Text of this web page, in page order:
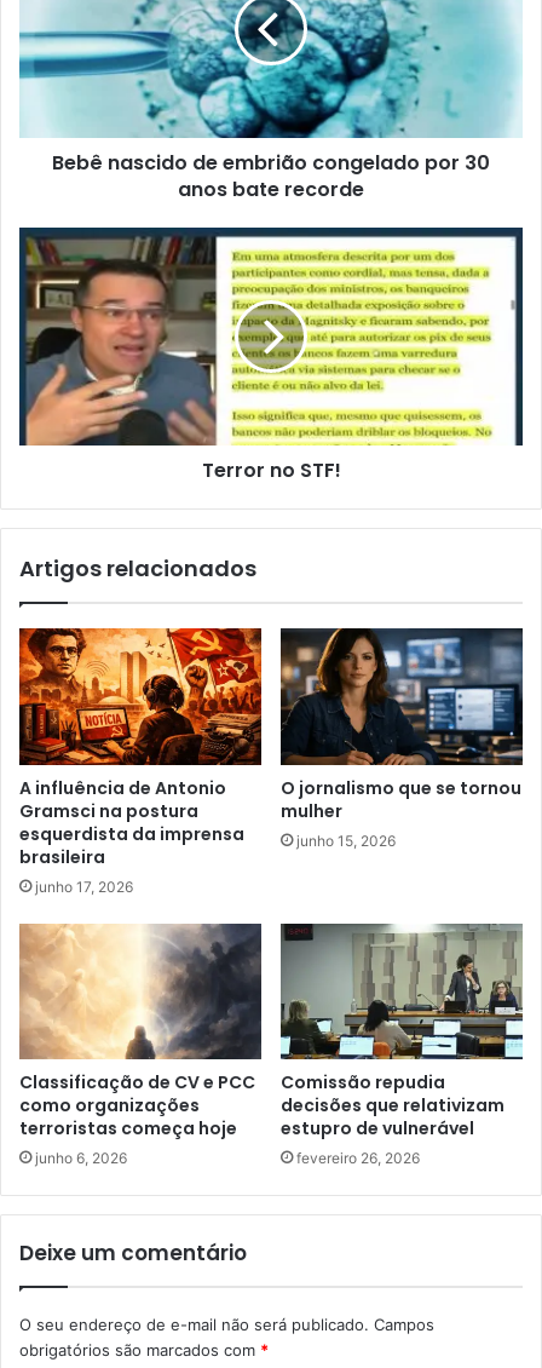
Bebê nascido de embrião congelado por 30
anos bate recorde
Terror no STF!
Artigos relacionados
A influência de Antonio
Gramsci na postura
esquerdista da imprensa
brasileira
junho 17, 2026
O jornalismo que se tornou
mulher
junho 15, 2026
Classificação de CV e PCC
como organizações
terroristas começa hoje
junho 6, 2026
Comissão repudia
decisões que relativizam
estupro de vulnerável
fevereiro 26, 2026
Deixe um comentário
O seu endereço de e-mail não será publicado. Campos
obrigatórios são marcados com *